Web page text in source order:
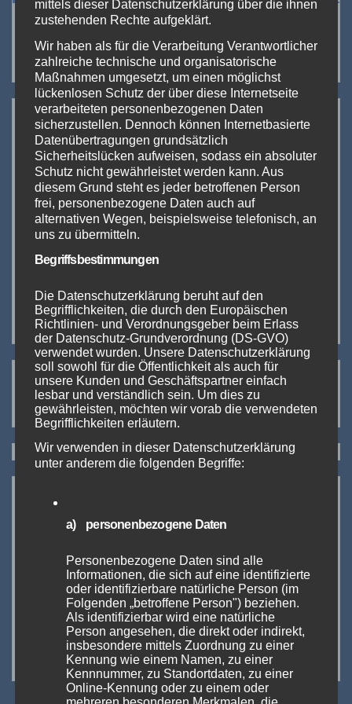
Suchen
Neueste Beiträge:
The Hall of Vape 2024
DICODES goes small
InterTabac 2023 (Teil 1)
IMIST EPICSTORM SI DNA 100C
Neueste Kommentare:
Es sind keine Kommentare vorhanden.
https://www.intertabac.de
mittels dieser Datenschutzerklärung über die ihnen
zustehenden Rechte aufgeklärt.
Wir haben als für die Verarbeitung Verantwortlicher
zahlreiche technische und organisatorische
Maßnahmen umgesetzt, um einen möglichst
lückenlosen Schutz der über diese Internetseite
verarbeiteten personenbezogenen Daten
sicherzustellen. Dennoch können Internetbasierte
Datenübertragungen grundsätzlich
Sicherheitslücken aufweisen, sodass ein absoluter
Schutz nicht gewährleistet werden kann. Aus
diesem Grund steht es jeder betroffenen Person
frei, personenbezogene Daten auch auf
alternativen Wegen, beispielsweise telefonisch, an
uns zu übermitteln.
Begriffsbestimmungen
Die Datenschutzerklärung beruht auf den
Begrifflichkeiten, die durch den Europäischen
Richtlinien- und Verordnungsgeber beim Erlass
der Datenschutz-Grundverordnung (DS-GVO)
verwendet wurden. Unsere Datenschutzerklärung
soll sowohl für die Öffentlichkeit als auch für
unsere Kunden und Geschäftspartner einfach
lesbar und verständlich sein. Um dies zu
gewährleisten, möchten wir vorab die verwendeten
Begrifflichkeiten erläutern.
Wir verwenden in dieser Datenschutzerklärung
unter anderem die folgenden Begriffe:
a) personenbezogene Daten
Personenbezogene Daten sind alle
Informationen, die sich auf eine identifizierte
oder identifizierbare natürliche Person (im
Folgenden „betroffene Person") beziehen.
Als identifizierbar wird eine natürliche
Person angesehen, die direkt oder indirekt,
insbesondere mittels Zuordnung zu einer
Kennung wie einem Namen, zu einer
Kennnummer, zu Standortdaten, zu einer
Online-Kennung oder zu einem oder